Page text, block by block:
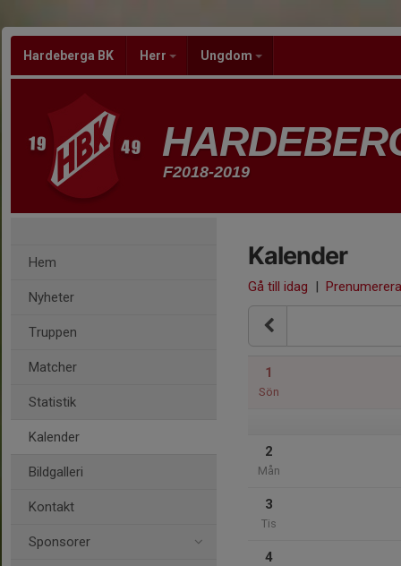
Hardeberga BK Herr Ungdom
F2018-2019
Hem
Nyheter
Truppen
Matcher
Statistik
Kalender
Bildgalleri
Kontakt
Sponsorer
Kalender
Gå till idag | Prenumerera
1
Sön
2
Mån
3
Tis
4